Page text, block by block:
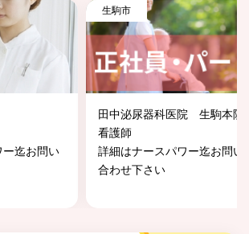
ー迄お問い
生駒市
田中泌尿器科医院 生駒本院
看護師
詳細はナースパワー迄お問い
合わせ下さい